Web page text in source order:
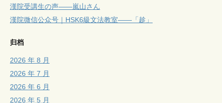
漢院受講生の声——嵐山さん
漢院微信公众号｜HSK6級文法教室——「趁」
归档
2026 年 8 月
2026 年 7 月
2026 年 6 月
2026 年 5 月